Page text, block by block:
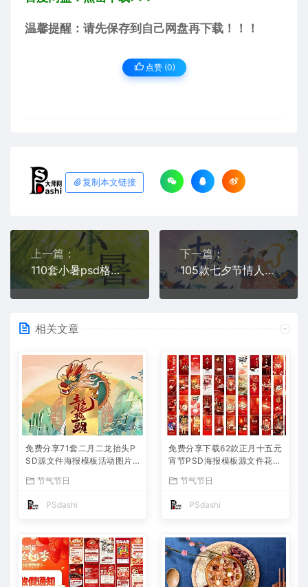
温馨提醒：请先保存到自己网盘再下载！！！
点赞 (0)
复制本文链接
上一篇：
110套小暑psd格式海报模板素材免费分享下载合集打包24节气图片平面设计二十四中国传统节日资源整套高清朋友圈营销电商宣传制作
下一篇：
105款七夕节情人节PSD格式海报模板免费分享下载电商平面设计图片创意主题企业宣传朋友圈节日促销背景电商平面公司PS大师网源文件
相关文章
免费分享71套二月二龙抬头P
SD源文件海报模板活动图片
广告PS大师网高清合集中国
传统节日平面设计宣传
节气节日
PSdashi
免费分享下载62款正月十五元
宵节PSD海报模板源文件花灯
春节氛围喜庆背景设计素材公
司企业朋友圈吃汤圆
节气节日
PSdashi